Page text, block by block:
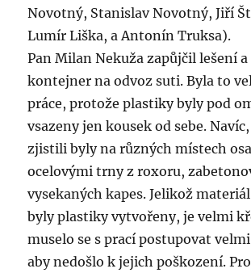
Novotný, Stanislav Novotný, Jiří
Lumír Liška, a Antonín Truksa).
Pan Milan Nekuža zapůjčil lešení
kontejner na odvoz suti. Byla to
práce, protože plastiky byly pod
vsazeny jen kousek od sebe.
zjistili byly na různých místech
ocelovými trny z roxoru,
vysekaných kapes. Jelikož
byly plastiky vytvořeny, je velmi
muselo se s prací postupovat
aby nedošlo k jejich poškození.